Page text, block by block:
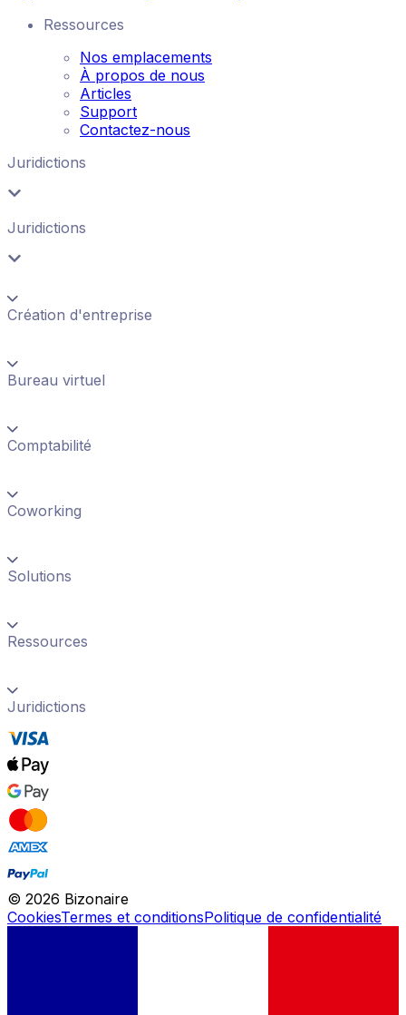
Ressources
Nos emplacements
À propos de nous
Articles
Support
Contactez-nous
Juridictions
Juridictions
Création d'entreprise
Bureau virtuel
Comptabilité
Coworking
Solutions
Ressources
Juridictions
© 2026 Bizonaire
CookiesTermes et conditionsPolitique de confidentialité